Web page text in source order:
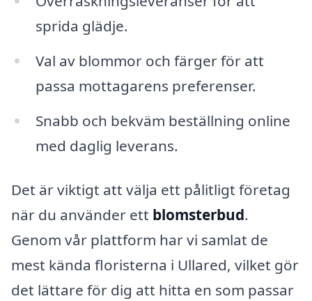
sprida glädje.
Val av blommor och färger för att
passa mottagarens preferenser.
Snabb och bekväm beställning online
med daglig leverans.
Det är viktigt att välja ett pålitligt företag
när du använder ett blomsterbud.
Genom vår plattform har vi samlat de
mest kända floristerna i Ullared, vilket gör
det lättare för dig att hitta en som passar